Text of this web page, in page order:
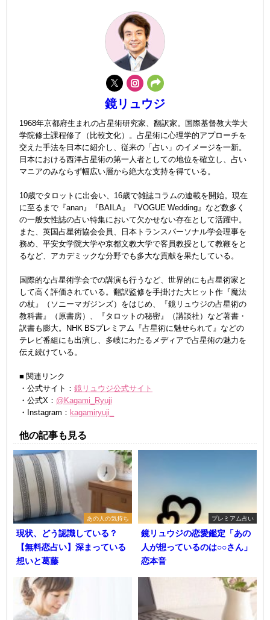
鏡リュウジ
1968年京都府生まれの占星術研究家、翻訳家。国際基督教大学大
学院修士課程修了（比較文化）。占星術に心理学的アプローチを
交えた手法を日本に紹介し、従来の「占い」のイメージを一新。
日本における西洋占星術の第一人者としての地位を確立し、占い
マニアのみならず幅広い層から絶大な支持を得ている。
10歳でタロットに出会い、16歳で雑誌コラムの連載を開始。現在
に至るまで『anan』『BAILA』『VOGUE Wedding』など数多く
の一般女性誌の占い特集において欠かせない存在として活躍中。
また、英国占星術協会会員、日本トランスパーソナル学会理事を
務め、平安女学院大学や京都文教大学で客員教授として教鞭をと
るなど、アカデミックな分野でも多大な貢献を果たしている。
国際的な占星術学会での講演も行うなど、世界的にも占星術家と
して高く評価されている。翻訳監修を手掛けた大ヒット作『魔法
の杖』（ソニーマガジンズ）をはじめ、『鏡リュウジの占星術の
教科書』（原書房）、『タロットの秘密』（講談社）など著書・
訳書も膨大。NHK BSプレミアム『占星術に魅せられて』などの
テレビ番組にも出演し、多岐にわたるメディアで占星術の魅力を
伝え続けている。
■ 関連リンク
・公式サイト： 鏡リュウジ公式サイト
・公式X： @Kagami_Ryuji
・Instagram： kagamiryuji_
他の記事も見る
あの人の気持ち
現状、どう認識している？
【無料恋占い】深まっている
想いと葛藤
プレミアム占い
鏡リュウジの恋愛鑑定「あの
人が想っているのは○○さん」
恋本音